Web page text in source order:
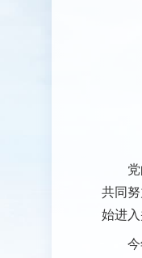
党的
共同
始进
今年